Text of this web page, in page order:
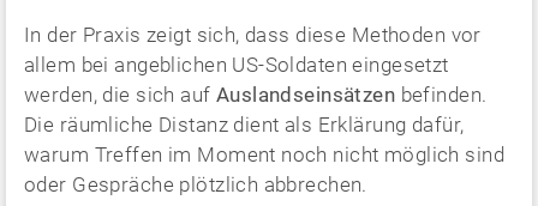
In der Praxis zeigt sich, dass diese Methoden vor
allem bei angeblichen US-Soldaten eingesetzt
werden, die sich auf Auslandseinsätzen befinden.
Die räumliche Distanz dient als Erklärung dafür,
warum Treffen im Moment noch nicht möglich sind
oder Gespräche plötzlich abbrechen.